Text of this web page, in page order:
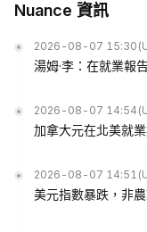
Nuance 資訊
2026-08-07 15:30
湯姆·李：在就業報
2026-08-07 14:54
加拿大元在北美就
2026-08-07 14:51
美元指數暴跌，非